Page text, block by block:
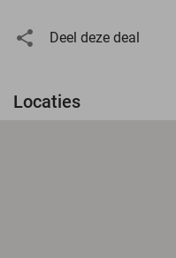
Deel deze deal
Locaties